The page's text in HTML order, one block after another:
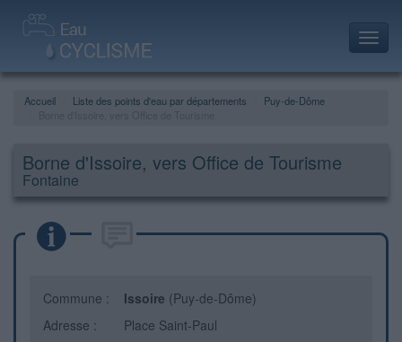
Accueil Liste des points d'eau par départements
Puy-de-Dôme
Borne d'Issoire, vers Office de Tourisme
Fontaine
Commune : Issoire (Puy-de-Dôme)
Adresse :
Place Saint-Paul